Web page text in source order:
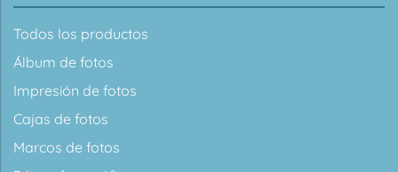
Todos los productos
Álbum de fotos
Impresión de fotos
Cajas de fotos
Marcos de fotos